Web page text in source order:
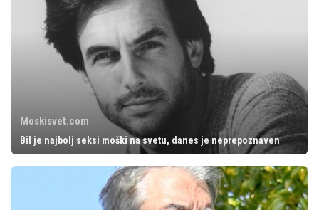
Moskisvet.com
Bil je najbolj seksi moški na svetu, danes je neprepoznaven